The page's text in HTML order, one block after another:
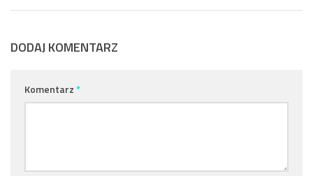
DODAJ KOMENTARZ
Komentarz*